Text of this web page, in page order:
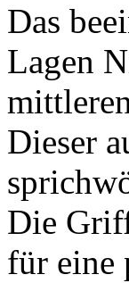
Das
Lagen
Dieser
Die
für eine